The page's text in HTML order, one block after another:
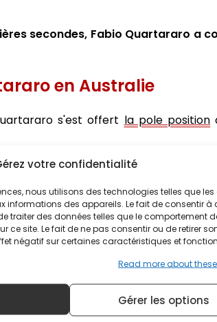
votre confidentialité
nous utilisons des technologies telles que les
informations des appareils. Le fait de consentir à
traiter des données telles que le comportement
ce site. Le fait de ne pas consentir ou de retirer
négatif sur certaines caractéristiques et
Read more about
Gérer les options
secondes, Fabio Quartararo a
en Australie
s'est offert la pole position
Australie
chuter à la cinquième place dès
deuxième tour. Le pilote français a
tours de l'arrivée. Le pilote Yamaha